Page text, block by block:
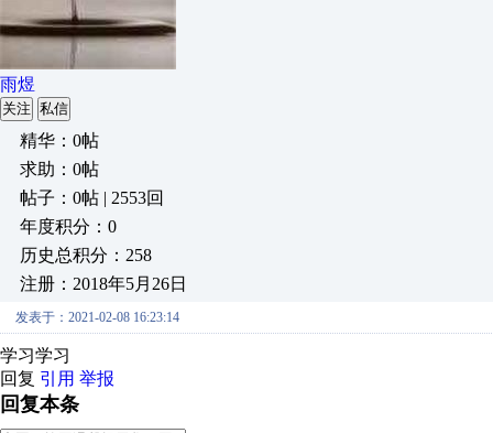
雨煜
关注 私信
精华：0帖
求助：0帖
帖子：0帖 | 2553回
年度积分：0
历史总积分：258
注册：2018年5月26日
发表于：2021-02-08 16:23:14
学习学习
回复 引用 举报
回复本条